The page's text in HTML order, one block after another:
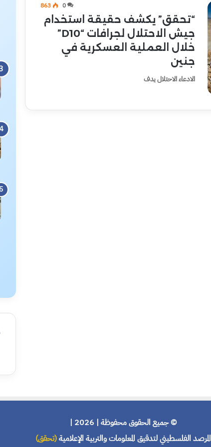
0
863
“تحقق” يكشف حقيقة استخدام
جيش الاحتلال لجرافات “D10”
خلال العملية العسكرية في
جنين
الادعاء الاحتلال يدف
© جميع الحقوق محفوظة | 2026 |
المرصد الفلسطيني لتدقيق المعلومات والتربية الإعلامية(تحقق)